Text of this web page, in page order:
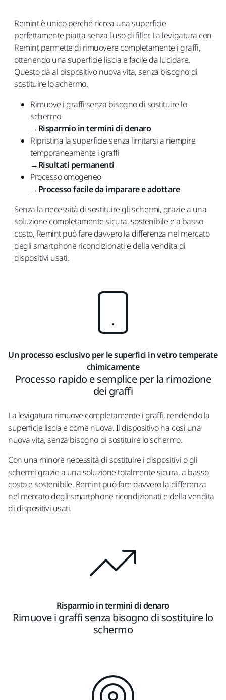
Remint è unico perché ricrea una superficie
perfettamente piatta senza l'uso di filler. La levigatura con
Remint permette di rimuovere completamente i graffi,
ottenendo una superficie liscia e facile da lucidare.
Questo dà al dispositivo nuova vita, senza bisogno di
sostituire lo schermo.
Rimuove i graffi senza bisogno di sostituire lo
schermo
→Risparmio in termini di denaro
Ripristina la superficie senza limitarsi a riempire
temporaneamente i graffi
→Risultati permanenti
Processo omogeneo
→Processo facile da imparare e adottare
Senza la necessità di sostituire gli schermi, grazie a una
soluzione completamente sicura, sostenibile e a basso
costo, Remint può fare davvero la differenza nel mercato
degli smartphone ricondizionati e della vendita di
dispositivi usati.
Un processo esclusivo per le superfici in vetro temperate
chimicamente
Processo rapido e semplice per la rimozione
dei graffi
La levigatura rimuove completamente i graffi, rendendo la
superficie liscia e come nuova. Il dispositivo ha così una
nuova vita, senza bisogno di sostituire lo schermo.
Con una minore necessità di sostituire i dispositivi o gli
schermi grazie a una soluzione totalmente sicura, a basso
costo e sostenibile, Remint può fare davvero la differenza
nel mercato degli smartphone ricondizionati e della vendita
di dispositivi usati.
Risparmio in termini di denaro
Rimuove i graffi senza bisogno di sostituire lo
schermo